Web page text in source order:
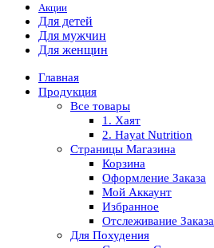
Акции
Для детей
Для мужчин
Для женщин
Главная
Продукция
Все товары
1. Хаят
2. Hayat Nutrition
Страницы Магазина
Корзина
Оформление Заказа
Мой Аккаунт
Избранное
Отслеживание Заказа
Для Похудения